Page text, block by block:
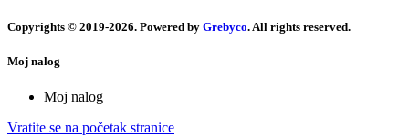
Copyrights © 2019-2026. Powered by Grebyco. All rights reserved.
Moj nalog
Moj nalog
Vratite se na početak stranice